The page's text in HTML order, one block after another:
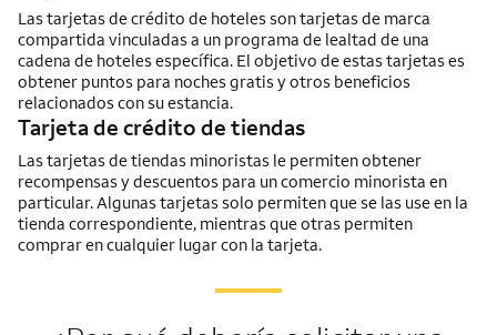
Las tarjetas de crédito de hoteles son tarjetas de marca
compartida vinculadas a un programa de lealtad de una
cadena de hoteles específica. El objetivo de estas tarjetas es
obtener puntos para noches gratis y otros beneficios
relacionados con su estancia.
Tarjeta de crédito de tiendas
Las tarjetas de tiendas minoristas le permiten obtener
recompensas y descuentos para un comercio minorista en
particular. Algunas tarjetas solo permiten que se las use en la
tienda correspondiente, mientras que otras permiten
comprar en cualquier lugar con la tarjeta.